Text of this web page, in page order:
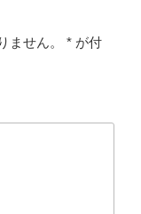
ません。 * が付